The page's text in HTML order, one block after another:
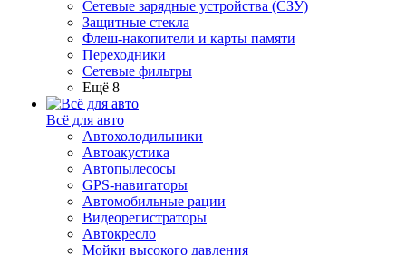
Сетевые зарядные устройства (СЗУ)
Защитные стекла
Флеш-накопители и карты памяти
Переходники
Сетевые фильтры
Ещё 8
Всё для авто
Автохолодильники
Автоакустика
Автопылесосы
GPS-навигаторы
Автомобильные рации
Видеорегистраторы
Автокресло
Мойки высокого давления